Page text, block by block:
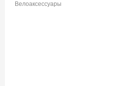
Велоаксессуары